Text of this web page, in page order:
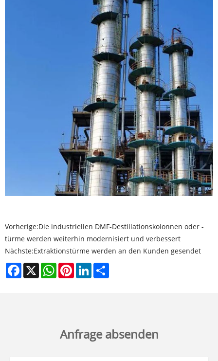
Vorherige:Die industriellen DMF-Destillationskolonnen oder -
türme werden weiterhin modernisiert und verbessert
Nächste:Extraktionstürme werden an den Kunden gesendet
Facebook
X WhatsAppPinterestLinkedIn
Anfrage absenden